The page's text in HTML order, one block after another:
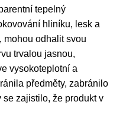
tepelný
hliníku, lesk a
mohou odhalit svou
trvalou jasnou,
vysokoteplotní a
předměty, zabránilo
zajistilo, že produkt v